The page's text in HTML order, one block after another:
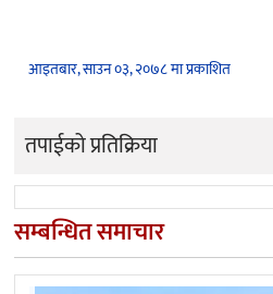
आइतबार, साउन ०३, २०७८ मा प्रकाशित
तपाईको प्रतिक्रिया
सम्बन्धित समाचार